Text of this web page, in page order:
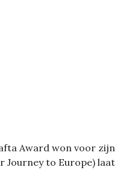
Award won voor zijn
Journey to Europe) laat